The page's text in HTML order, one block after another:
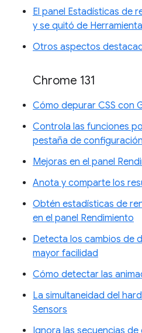
El panel Estadísticas de
y se quitó de
Otros aspectos
Chrome 131
Cómo depurar CSS con
Controla las funciones
pestaña de
Mejoras en el panel
Anota y comparte los
Obtén estadísticas de
en el panel Rendimiento
Detecta los cambios de
mayor facilidad
Cómo detectar las
La simultaneidad del
Sensors
Ignora las secuencias